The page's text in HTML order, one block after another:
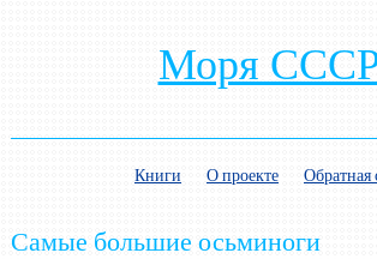
Моря
Книги О проекте Обратная
Самые большие осьминоги